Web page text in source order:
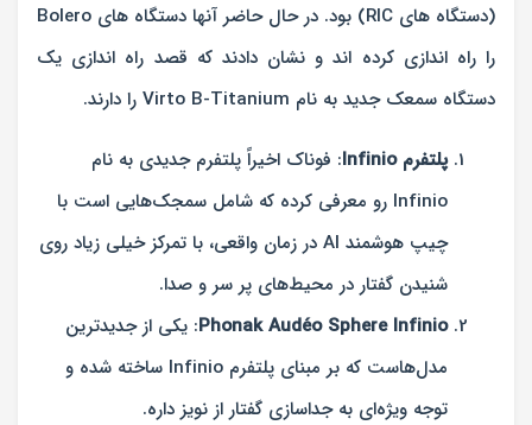
(دستگاه های RIC) بود. در حال حاضر آنها دستگاه های Bolero
را راه اندازی کرده اند و نشان دادند که قصد راه اندازی یک
دستگاه سمعک جدید به نام Virto B-Titanium را دارند.
پلتفرم Infinio
: فوناک اخیراً پلتفرم جدیدی به نام
Infinio رو معرفی کرده که شامل سمجک‌هایی است با
چیپ هوشمند AI در زمان واقعی، با تمرکز خیلی زیاد روی
شنیدن گفتار در محیط‌های پر سر و صدا.
Phonak Audéo Sphere Infinio: یکی از جدیدترین
مدل‌هاست که بر مبنای پلتفرم Infinio ساخته شده و
توجه ویژه‌ای به جداسازی گفتار از نویز داره.